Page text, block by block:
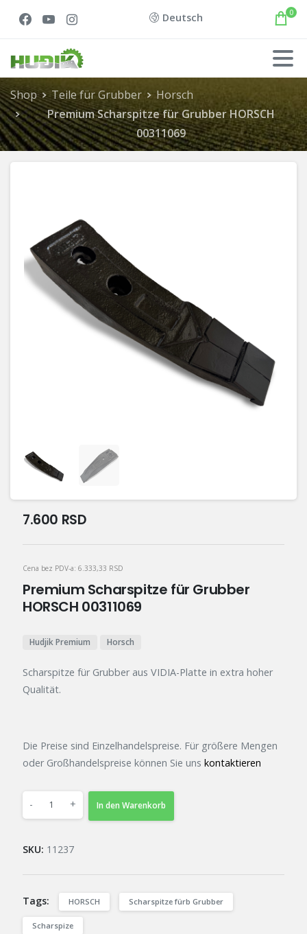
Deutsch 0
Shop Teile für Grubber
Horsch
Premium Scharspitze für Grubber HORSCH
00311069
7.600 RSD
Cena bez PDV-a: 6.333,33 RSD
Premium Scharspitze für Grubber
HORSCH 00311069
Hudjik Premium Horsch
Scharspitze für Grubber aus VIDIA-Platte in extra hoher
Qualität.
Die Preise sind Einzelhandelspreise. Für größere Mengen
oder Großhandelspreise können Sie uns kontaktieren
- + In den Warenkorb
SKU: 11237
Tags: HORSCH Scharspitze fürb Grubber
Scharspize